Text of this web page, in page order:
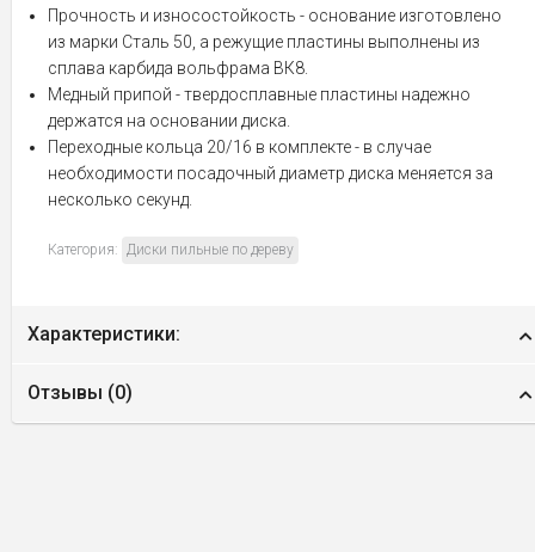
Прочность и износостойкость - основание изготовлено
из марки Сталь 50, а режущие пластины выполнены из
сплава карбида вольфрама ВК8.
Медный припой - твердосплавные пластины надежно
держатся на основании диска.
Переходные кольца 20/16 в комплекте - в случае
необходимости посадочный диаметр диска меняется за
несколько секунд.
Категория: Диски пильные по дереву
Характеристики:
Отзывы (0)